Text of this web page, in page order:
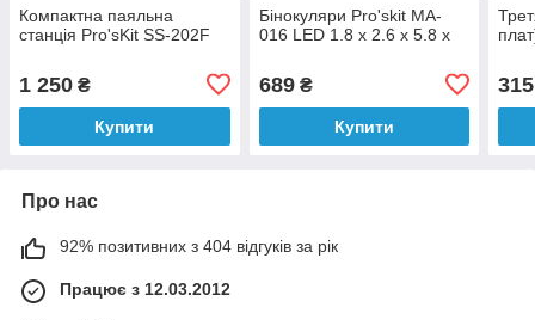
Компактна паяльна
станція Pro'sKit SS-202F
1 250 ₴
Купити
Бінокуляри Pro'skit MA-
016 LED 1.8 x 2.6 x 5.8 x
689₴
Купити
315
Про нас
92% позитивних з 404 відгуків за рік
Працює з 12.03.2012